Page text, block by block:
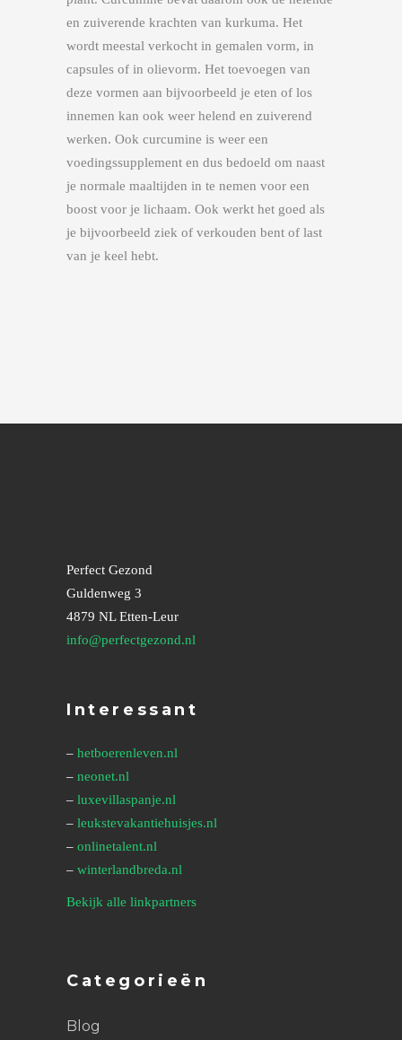
en zuiverende krachten van kurkuma. Het
wordt meestal verkocht in gemalen vorm, in
capsules of in olievorm. Het toevoegen van
deze vormen aan bijvoorbeeld je eten of los
innemen kan ook weer helend en zuiverend
werken. Ook curcumine is weer een
voedingssupplement en dus bedoeld om naast
je normale maaltijden in te nemen voor een
boost voor je lichaam. Ook werkt het goed als
je bijvoorbeeld ziek of verkouden bent of last
van je keel hebt.
Perfect Gezond
Guldenweg 3
4879 NL Etten-Leur
info@perfectgezond.nl
Interessant
– hetboerenleven.nl
– neonet.nl
– luxevillaspanje.nl
– leukstevakantiehuisjes.nl
– onlinetalent.nl
– winterlandbreda.nl
Bekijk alle linkpartners
Categorieën
Blog